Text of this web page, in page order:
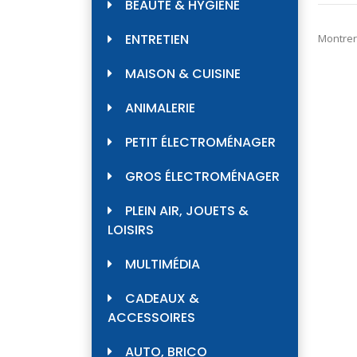
BEAUTÉ & HYGIÈNE
ENTRETIEN
MAISON & CUISINE
ANIMALERIE
PETIT ÉLECTROMÉNAGER
GROS ÉLECTROMÉNAGER
PLEIN AIR, JOUETS &
LOISIRS
MULTIMÉDIA
CADEAUX &
ACCESSOIRES
AUTO, BRICO